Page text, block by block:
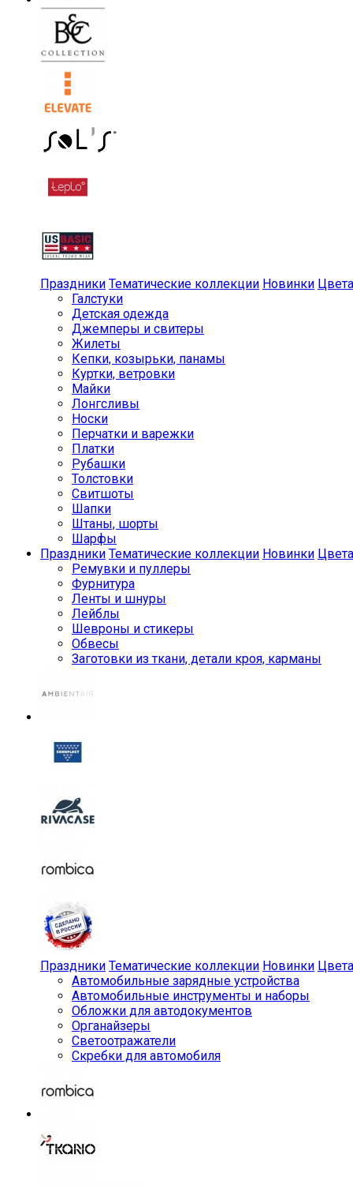
Праздники Тематические коллекции Новинки Цвета
Галстуки
Детская одежда
Джемперы и свитеры
Жилеты
Кепки, козырьки, панамы
Куртки, ветровки
Майки
Лонгсливы
Носки
Перчатки и варежки
Платки
Рубашки
Толстовки
Свитшоты
Шапки
Штаны, шорты
Шарфы
Праздники Тематические коллекции Новинки Цвета
Ремувки и пуллеры
Фурнитура
Ленты и шнуры
Лейблы
Шевроны и стикеры
Обвесы
Заготовки из ткани, детали кроя, карманы
Праздники Тематические коллекции Новинки Цвета
Автомобильные зарядные устройства
Автомобильные инструменты и наборы
Обложки для автодокументов
Органайзеры
Светоотражатели
Скребки для автомобиля